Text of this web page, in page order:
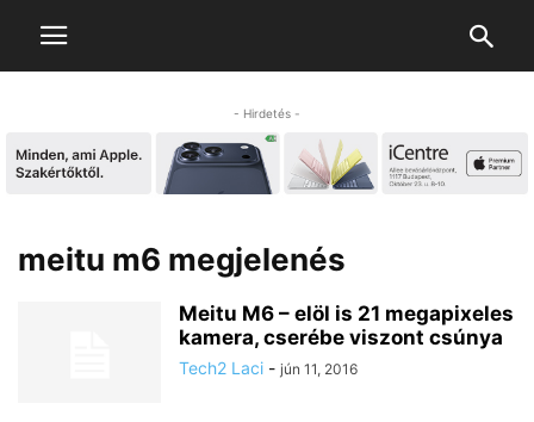
- Hirdetés -
meitu m6 megjelenés
Meitu M6 – elöl is 21 megapixeles
kamera, cserébe viszont csúnya
Tech2 Laci - jún 11, 2016